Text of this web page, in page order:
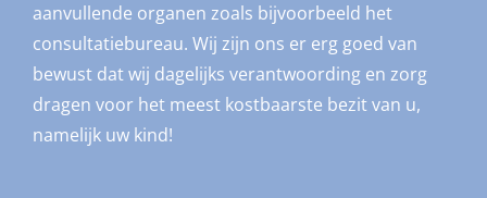
aanvullende organen zoals bijvoorbeeld het
consultatiebureau. Wij zijn ons er erg goed van
bewust dat wij dagelijks verantwoording en zorg
dragen voor het meest kostbaarste bezit van u,
namelijk uw kind!